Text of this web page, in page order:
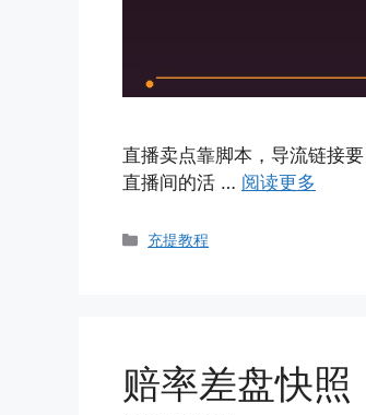
直播卖点靠脚本，导流链接
直播间的活 … 阅读更多
Categories
充提教程
赔率差盘快照